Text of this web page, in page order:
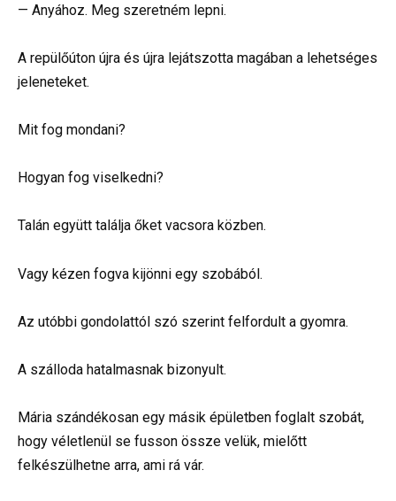
— Anyához. Meg szeretném lepni.
A repülőúton újra és újra lejátszotta magában a lehetséges
jeleneteket.
Mit fog mondani?
Hogyan fog viselkedni?
Talán együtt találja őket vacsora közben.
Vagy kézen fogva kijönni egy szobából.
Az utóbbi gondolattól szó szerint felfordult a gyomra.
A szálloda hatalmasnak bizonyult.
Mária szándékosan egy másik épületben foglalt szobát,
hogy véletlenül se fusson össze velük, mielőtt
felkészülhetne arra, ami rá vár.